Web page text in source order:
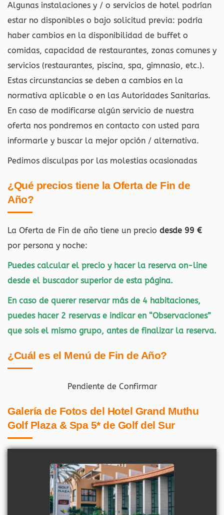
Algunas instalaciones y / o servicios de hotel podrían
estar no disponibles o bajo solicitud previa: podría
haber cambios en la disponibilidad de buffet o
comidas, capacidad de restaurantes, zonas comunes y
servicios (restaurantes, piscina, spa, gimnasio, etc.).
Estas circunstancias se deben a cambios en la
normativa aplicable o en las Autoridades Sanitarias.
En caso de modificarse algún servicio de nuestra
oferta nos pondremos en contacto con usted para
informarle y buscar la mejor opción / alternativa.
Pedimos disculpas por las molestias ocasionadas
¿Qué precios tiene la Oferta de Fin de
Año?
La Oferta de Fin de año tiene un precio desde 99 €
por persona y noche:
Puedes calcular el precio y hacer la reserva on-line
desde el buscador superior de esta página.
En caso de querer reservar más de 4 habitaciones,
puedes hacer 2 reservas e indicar en “Observaciones”
que sois el mismo grupo, antes de finalizar la reserva.
¿Cuál es el Menú de Fin de Año?
Pendiente de Confirmar
Galería de Fotos del Hotel Grand Muthu
Golf Plaza & Spa 5* de Golf del Sur